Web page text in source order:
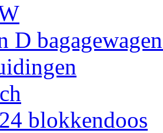
D
blokkendoos